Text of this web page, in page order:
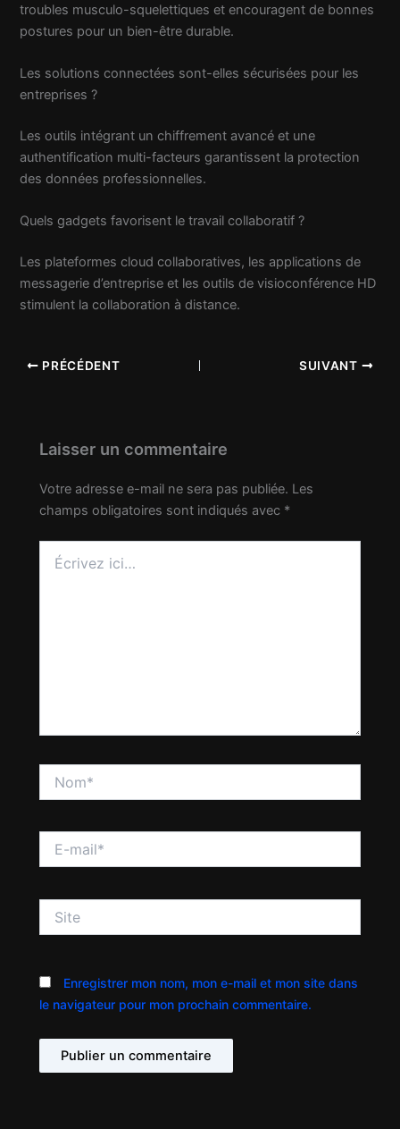
troubles musculo-squelettiques et encouragent de bonnes
postures pour un bien-être durable.
Les solutions connectées sont-elles sécurisées pour les
entreprises ?
Les outils intégrant un chiffrement avancé et une
authentification multi-facteurs garantissent la protection
des données professionnelles.
Quels gadgets favorisent le travail collaboratif ?
Les plateformes cloud collaboratives, les applications de
messagerie d’entreprise et les outils de visioconférence HD
stimulent la collaboration à distance.
PRÉCÉDENT SUIVANT
Laisser un commentaire
Votre adresse e-mail ne sera pas publiée. Les
champs obligatoires sont indiqués avec *
ici…
mail*
Enregistrer mon nom, mon e-mail et mon site dans
le navigateur pour mon prochain commentaire.